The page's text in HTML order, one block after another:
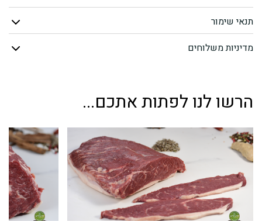
כבש
טרי
תנאי שימור
מדיניות משלוחים
הרשו לנו לפתות אתכם...